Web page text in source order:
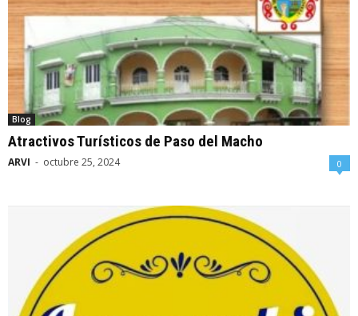
Blog
Atractivos Turísticos de Paso del Macho
ARVI - octubre 25, 2024 0